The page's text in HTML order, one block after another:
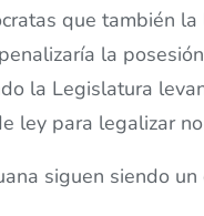
que también
la
la Legislatura
ley para legalizar
siguen siendo